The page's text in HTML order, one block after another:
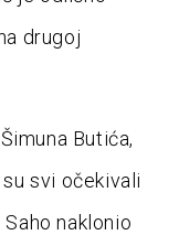
drugoj
Butića,
svi očekivali
naklonio